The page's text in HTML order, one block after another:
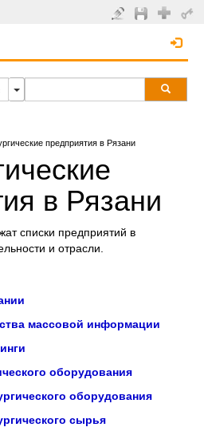
предприятия в Рязани
в Рязани
списки предприятий в
и отрасли.
массовой информации
оборудования
оборудования
сырья